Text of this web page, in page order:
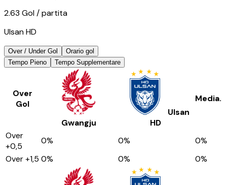
2.63 Gol/ partita
Ulsan HD
Over / Under Gol
Orario gol
Tempo Pieno
Tempo Supplementare
Over
Gol
Gwangju
Ulsan
HD
Media.
Over
+0,5
0% 0% 0%
Over+1,5 0% 0% 0%